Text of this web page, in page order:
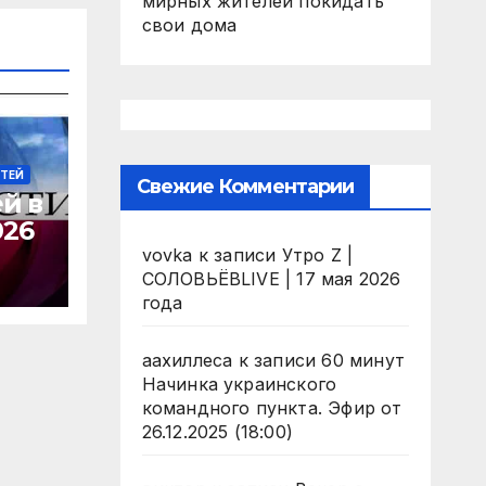
в
свои дома
Свежие Комментарии
vovka к записи Утро Z |
СОЛОВЬЁВLIVE | 17 мая 2026
года
аахиллеса к записи60 минут
Начинка украинского
командного пункта. Эфир от
26.12.2025 (18:00)